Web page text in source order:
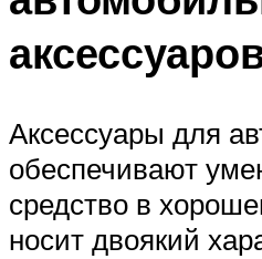
Аксессуары для
обеспечивают
средство в
носит двоякий